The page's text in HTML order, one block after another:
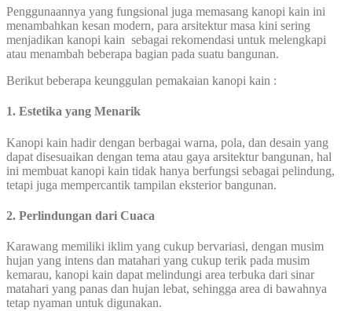
Penggunaannya yang fungsional juga memasang kanopi kain ini
menambahkan kesan modern, para arsitektur masa kini sering
menjadikan kanopi kain sebagai rekomendasi untuk melengkapi
atau menambah beberapa bagian pada suatu bangunan.
Berikut beberapa keunggulan pemakaian kanopi kain :
1. Estetika yang Menarik
Kanopi kain hadir dengan berbagai warna, pola, dan desain yang
dapat disesuaikan dengan tema atau gaya arsitektur bangunan, hal
ini membuat kanopi kain tidak hanya berfungsi sebagai pelindung,
tetapi juga mempercantik tampilan eksterior bangunan.
2. Perlindungan dari Cuaca
Karawang memiliki iklim yang cukup bervariasi, dengan musim
hujan yang intens dan matahari yang cukup terik pada musim
kemarau, kanopi kain dapat melindungi area terbuka dari sinar
matahari yang panas dan hujan lebat, sehingga area di bawahnya
tetap nyaman untuk digunakan.